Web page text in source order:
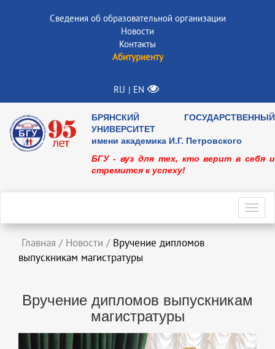
Сведения об образовательной организации
Новости
Контакты
Абитуриенту
RU | EN
БРЯНСКИЙ ГОСУДАРСТВЕННЫЙ
УНИВЕРСИТЕТ
имени академика И.Г. Петровского
БГУ - вуз для тех, кто верит в себя и
стремится к успеху!
Главная / Новости / Вручение дипломов
выпускникам магистратуры
Вручение дипломов выпускникам
магистратуры